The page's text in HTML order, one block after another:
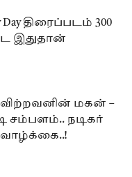
Day திரைப்படம் 300
இதுதான்
விற்றவனின் மகன் –
சம்பளம்.. நடிகர்